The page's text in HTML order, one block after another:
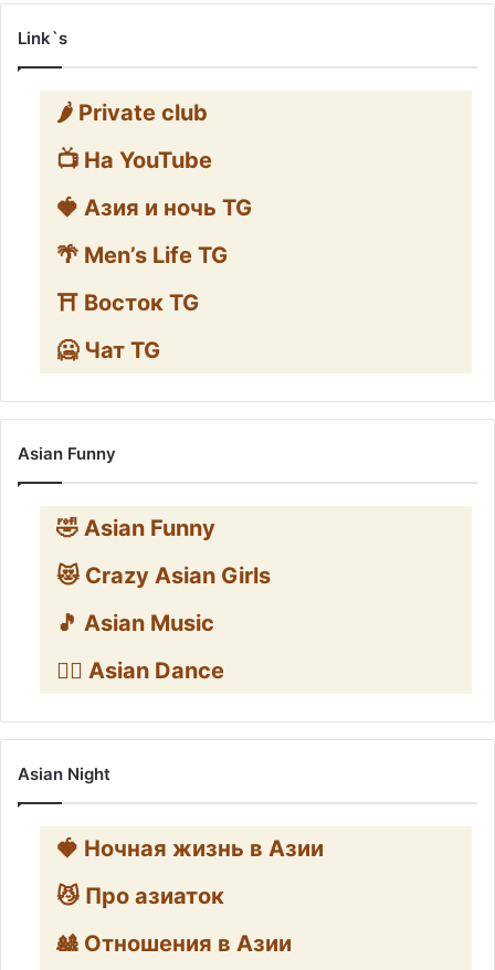
Link`s
🌶️ Private club
📺 На YouTube
🍓 Азия и ночь TG
🌴 Men’s Life TG
⛩️ Восток TG
🥶 Чат TG
Asian Funny
🤣 Asian Funny
😻 Crazy Asian Girls
🎵 Asian Music
👯‍♀️ Asian Dance
Asian Night
🍓 Ночная жизнь в Азии
😼 Про азиаток
🎎 Отношения в Азии